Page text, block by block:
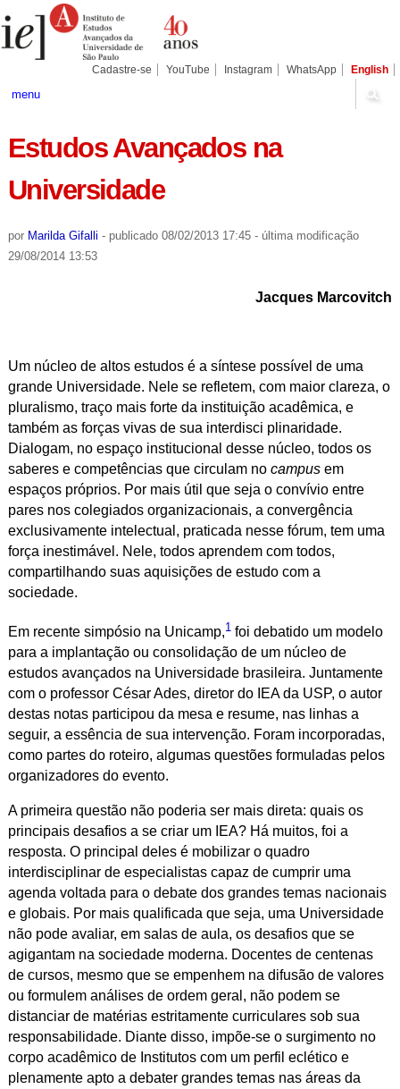
para
conteúdo.
Pessoais
Cadastre-se YouTube Instagram WhatsApp English
menu
Estudos Avançados na
Universidade
por Marilda Gifalli - publicado08/02/2013 17:45 - última modificação
29/08/2014 13:53
Jacques Marcovitch
Um núcleo de altos estudos é a síntese possível de uma
grande Universidade. Nele se refletem, com maior clareza, o
pluralismo, traço mais forte da instituição acadêmica, e
também as forças vivas de sua interdisci plinaridade.
Dialogam, no espaço institucional desse núcleo, todos os
saberes e competências que circulam no campusem
espaços próprios. Por mais útil que seja o convívio entre
pares nos colegiados organizacionais, a convergência
exclusivamente intelectual, praticada nesse fórum, tem uma
força inestimável. Nele, todos aprendem com todos,
compartilhando suas aquisições de estudo com a
sociedade.
Em recente simpósio na Unicamp,1foi debatido um modelo
para a implantação ou consolidação de um núcleo de
estudos avançados na Universidade brasileira. Juntamente
com o professor César Ades, diretor do IEA da USP, o autor
destas notas participou da mesa e resume, nas linhas a
seguir, a essência de sua intervenção. Foram incorporadas,
como partes do roteiro, algumas questões formuladas pelos
organizadores do evento.
A primeira questão não poderia ser mais direta: quais os
principais desafios a se criar um IEA? Há muitos, foi a
resposta. O principal deles é mobilizar o quadro
interdisciplinar de especialistas capaz de cumprir uma
agenda voltada para o debate dos grandes temas nacionais
e globais. Por mais qualificada que seja, uma Universidade
não pode avaliar, em salas de aula, os desafios que se
agigantam na sociedade moderna. Docentes de centenas
de cursos, mesmo que se empenhem na difusão de valores
ou formulem análises de ordem geral, não podem se
distanciar de matérias estritamente curriculares sob sua
responsabilidade. Diante disso, impõe-se o surgimento no
corpo acadêmico de Institutos com um perfil eclético e
plenamente apto a debater grandes temas nas áreas da